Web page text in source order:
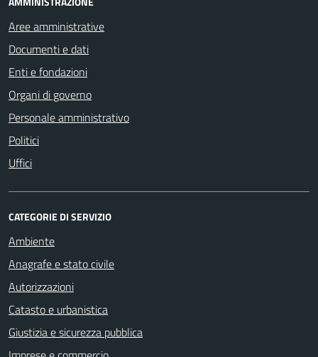
Aree amministrative
Documenti e dati
Enti e fondazioni
Organi di governo
Personale amministrativo
Politici
Uffici
CATEGORIE DI SERVIZIO
Ambiente
Anagrafe e stato civile
Autorizzazioni
Catasto e urbanistica
Giustizia e sicurezza pubblica